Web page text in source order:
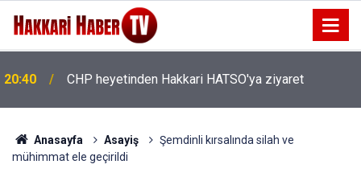
20:40 CHP heyetinden Hakkari HATSO'ya ziyaret
Anasayfa Asayiş
Şemdinli kırsalında silah ve
mühimmat ele geçirildi